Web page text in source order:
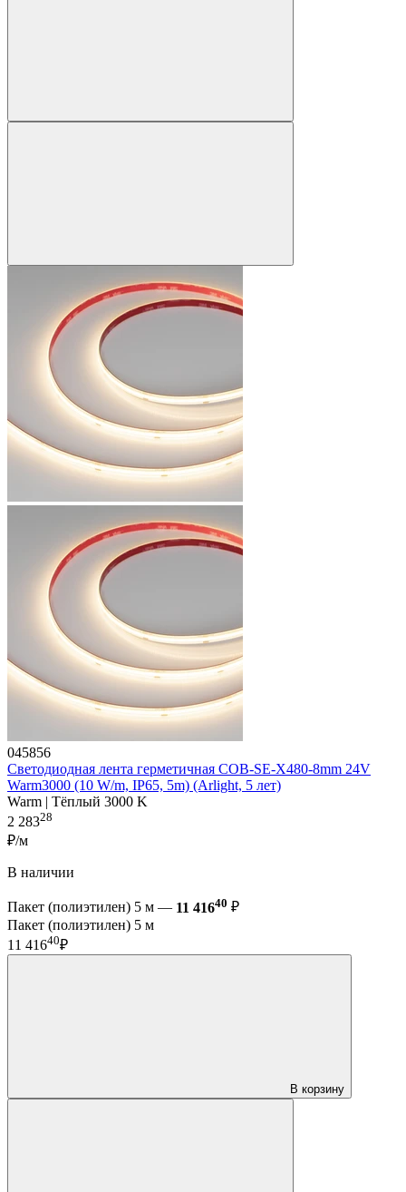
045856
Светодиодная лента герметичная COB-SE-X480-8mm 24V
Warm3000 (10 W/m, IP65, 5m) (Arlight, 5 лет)
Warm | Тёплый 3000 K
2 28328
₽/м
В наличии
Пакет (полиэтилен) 5 м — 11 41640 ₽
Пакет (полиэтилен) 5 м
11 41640₽
В корзину